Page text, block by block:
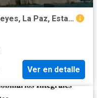
Casa en renta Ancón De Los Reyes, La Paz, Estado De México
Ver en detalle